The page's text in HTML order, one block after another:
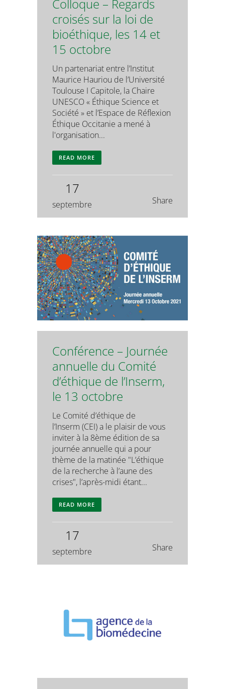
Colloque – Regards
croisés sur la loi de
bioéthique, les 14 et
15 octobre
Un partenariat entre l’Institut
Maurice Hauriou de l’Université
Toulouse I Capitole, la Chaire
UNESCO « Éthique Science et
Société » et l’Espace de Réflexion
Éthique Occitanie a mené à
l'organisation...
READ MORE
17
septembre Share
Conférence – Journée
annuelle du Comité
d’éthique de l’Inserm,
le 13 octobre
Le Comité d’éthique de
l’Inserm (CEI) a le plaisir de vous
inviter à la 8ème édition de sa
journée annuelle qui a pour
thème de la matinée "L’éthique
de la recherche à l’aune des
crises", l’après-midi étant...
READ MORE
17
septembre Share